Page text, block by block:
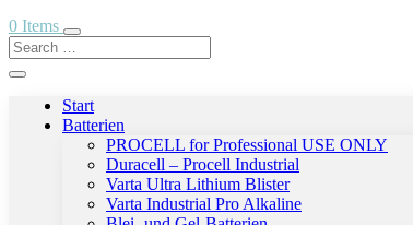
0 Items
Start
Batterien
PROCELL for Professional USE ONLY
Duracell – Procell Industrial
Varta Ultra Lithium Blister
Varta Industrial Pro Alkaline